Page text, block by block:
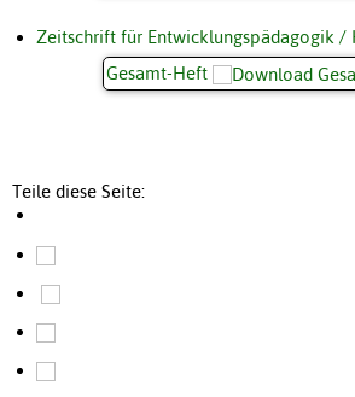
Zeitschrift für Entwicklungspädagogik /
Gesamt-Heft
Teile diese Seite: